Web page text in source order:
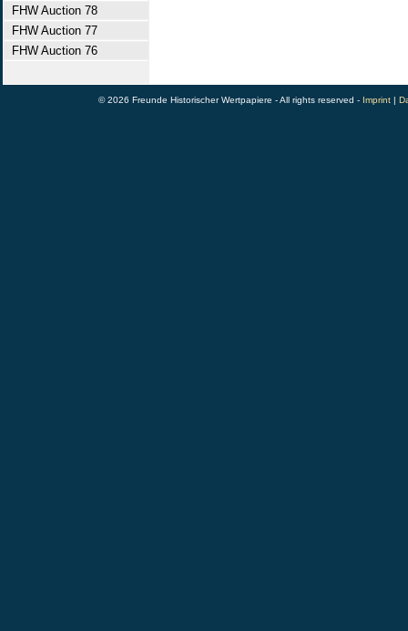
FHW Auction 78
FHW Auction 77
FHW Auction 76
© 2026 Freunde Historischer Wertpapiere - All rights reserved - Imprint |